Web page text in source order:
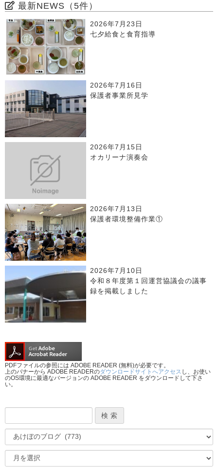
最新NEWS（5件）
2026年7月23日
七夕給食と食育指導
2026年7月16日
保護者事業所見学
2026年7月15日
オカリーナ演奏会
2026年7月13日
保護者環境整備作業①
2026年7月10日
令和８年度第１回運営協議会の議事
録を掲載しました
PDFファイルの参照には ADOBE READER (無料)が必要です。
上のバナーから ADOBE READERのダウンロードサイトへアクセス し、お使い
のOS環境に最適なバージョンの ADOBE READER をダウンロードして下さ
い。